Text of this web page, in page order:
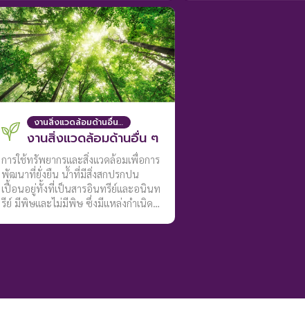
สูง 30 ซม.จากผิวดิน ใช้เวลากักขังน้ำ
เสียไว้ 5 วัน และปล่อยทิ้งไว้ให้แห้ง 2
วัน เพื่อให้จุลินทรีย์ทำหน้าที่ย่อยสลาย
สิ่งสกปรกที่มากับน้ำเสียเปลี่ยนไปเป็น
ธาตุอาหารแกพืช ส่วนในช่วงที่ปล่อย
แปลงแห้งเป็นการเพิ่มออกซิเจนในช่อง
ว่างของดินเพื่อเตรียมพร้อมสำหรับการ
หญ้ามีอายุครบ 45 วัน ส่วนพืชอื่นๆ 60
วัน ยกเว้นธูปฤาษี ที่ระยะเวลา 90 วัน
เพื่อเป็นการเพิ่มประสิทธิภาพน้ำการ
บำบัดน้ำเสีย
งานสิ่งแวดล้อมด้านอื่นๆ สรุปงานวิจัย
งานสิ่งแวดล้อมด้านอื่น ๆ
การใช้ทรัพยากรและสิ่งแวดล้อมเพื่อการ
พัฒนาที่ยั่งยืน น้ำที่มีสิ่งสกปรกปน
เปื้อนอยู่ทั้งที่เป็นสารอินทรีย์และอนินท
รีย์ มีพิษและไม่มีพิษ ซึ่งมีแหล่งกำเนิด